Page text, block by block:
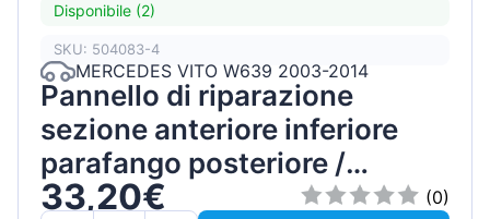
Disponibile (2)
SKU: 504083-4
MERCEDES VITO W639 2003-2014
Pannello di riparazione
sezione anteriore inferiore
parafango posteriore /
Sinistra
33,20€
(0)